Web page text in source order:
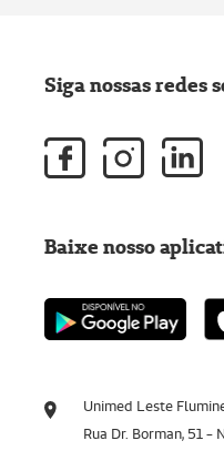
Unimed Leste
Rua Dr. Borman, 51 -
Siga nossas redes
Baixe nosso